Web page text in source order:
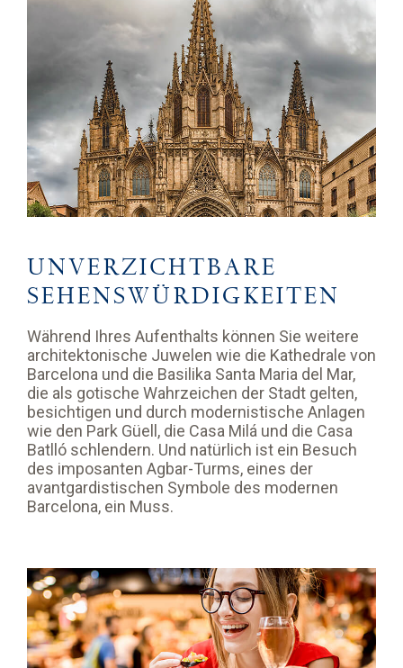
UNVERZICHTBARE
SEHENSWÜRDIGKEITEN
Während Ihres Aufenthalts können Sie weitere
architektonische Juwelen wie die Kathedrale von
Barcelona und die Basilika Santa Maria del Mar,
die als gotische Wahrzeichen der Stadt gelten,
besichtigen und durch modernistische Anlagen
wie den Park Güell, die Casa Milá und die Casa
Batlló schlendern. Und natürlich ist ein Besuch
des imposanten Agbar-Turms, eines der
avantgardistischen Symbole des modernen
Barcelona, ein Muss.